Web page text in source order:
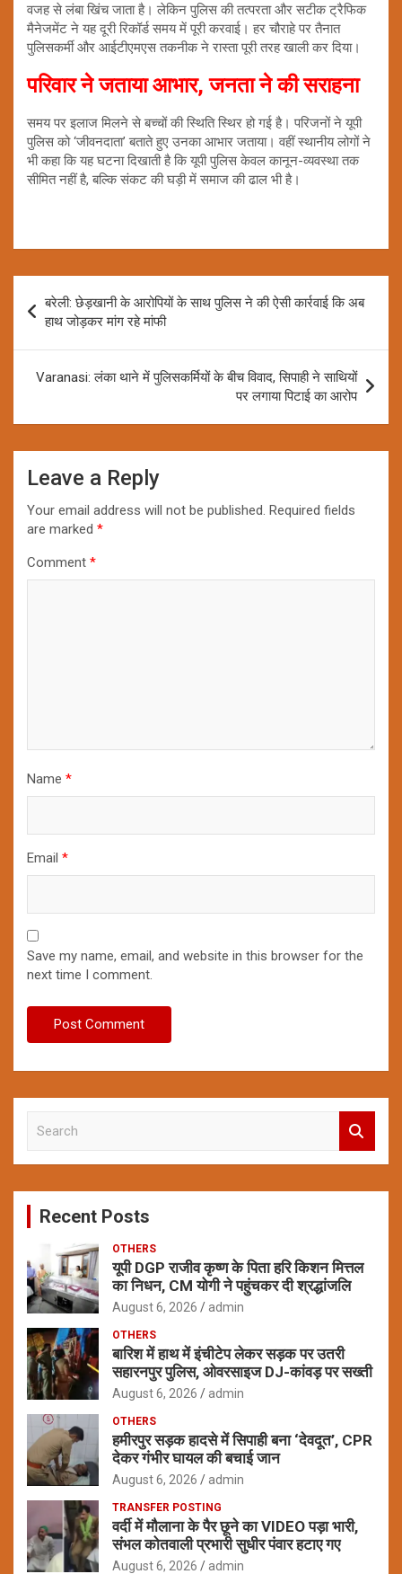
वजह से लंबा खिंच जाता है। लेकिन पुलिस की तत्परता और सटीक ट्रैफिक
मैनेजमेंट ने यह दूरी रिकॉर्ड समय में पूरी करवाई। हर चौराहे पर तैनात
पुलिसकर्मी और आईटीएमएस तकनीक ने रास्ता पूरी तरह खाली कर दिया।
परिवार ने जताया आभार, जनता ने की सराहना
समय पर इलाज मिलने से बच्चों की स्थिति स्थिर हो गई है। परिजनों ने यूपी
पुलिस को ‘जीवनदाता’ बताते हुए उनका आभार जताया। वहीं स्थानीय लोगों ने
भी कहा कि यह घटना दिखाती है कि यूपी पुलिस केवल कानून-व्यवस्था तक
सीमित नहीं है, बल्कि संकट की घड़ी में समाज की ढाल भी है।
Post
navigation
बरेली: छेड़खानी के आरोपियों के साथ पुलिस ने की ऐसी कार्रवाई कि अब
हाथ जोड़कर मांग रहे मांफी
Varanasi: लंका थाने में पुलिसकर्मियों के बीच विवाद, सिपाही ने साथियों
पर लगाया पिटाई का आरोप
Leave a Reply
Your email address will not be published. Required fields
are marked *
Comment *
Name *
Email *
Save my name, email, and website in this browser for the
next time I comment.
c
Recent Posts
OTHERS
यूपी DGP राजीव कृष्ण के पिता हरि किशन मित्तल
का निधन, CM योगी ने पहुंचकर दी श्रद्धांजलि
August 6, 2026 admin
OTHERS
बारिश में हाथ में इंचीटेप लेकर सड़क पर उतरी
सहारनपुर पुलिस, ओवरसाइज DJ-कांवड़ पर सख्ती
August 6, 2026 admin
OTHERS
हमीरपुर सड़क हादसे में सिपाही बना ‘देवदूत’, CPR
देकर गंभीर घायल की बचाई जान
August 6, 2026 admin
TRANSFER POSTING
वर्दी में मौलाना के पैर छूने का VIDEO पड़ा भारी,
संभल कोतवाली प्रभारी सुधीर पंवार हटाए गए
August 6, 2026 admin